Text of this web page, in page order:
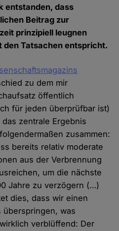
entstanden, dass
Beitrag zur
prinzipiell leugnen
Tatsachen entspricht.
zu dem mir
öffentlich
für jeden überprüfbar ist)
zentrale Ergebnis
zusammen:
bereits relativ moderate
aus der Verbrennung
um die nächste
Jahre zu verzögern (…)
dies, dass wir einen
überspringen, was
verblüffend: Der